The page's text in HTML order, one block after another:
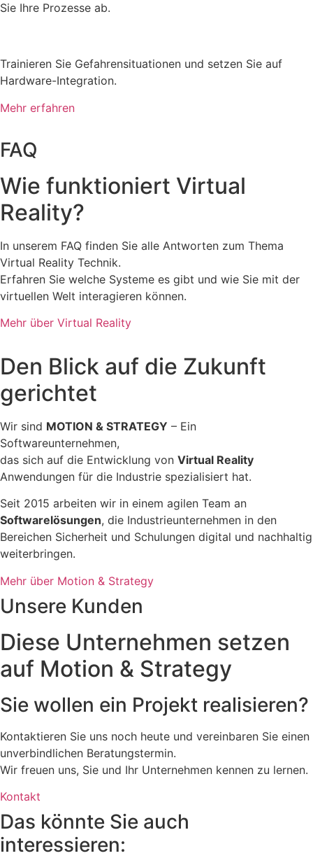
Sie Ihre Prozesse ab.
Trainieren Sie Gefahrensituationen und setzen Sie auf
Hardware-Integration.
Mehr erfahren
FAQ
Wie funktioniert Virtual
Reality?
In unserem FAQ finden Sie alle Antworten zum Thema
Virtual Reality Technik.
Erfahren Sie welche Systeme es gibt und wie Sie mit der
virtuellen Welt interagieren können.
Mehr über Virtual Reality
Den Blick auf die Zukunft
gerichtet
Wir sind MOTION & STRATEGY – Ein
Softwareunternehmen,
das sich auf die Entwicklung von Virtual Reality
Anwendungen für die Industrie spezialisiert hat.
Seit 2015 arbeiten wir in einem agilen Team an
Softwarelösungen, die Industrieunternehmen in den
Bereichen Sicherheit und Schulungen digital und nachhaltig
weiterbringen.
Mehr über Motion & Strategy
Unsere Kunden
Diese Unternehmen setzen
auf Motion & Strategy
Sie wollen ein Projekt realisieren?
Kontaktieren Sie uns noch heute und vereinbaren Sie einen
unverbindlichen Beratungstermin.
Wir freuen uns, Sie und Ihr Unternehmen kennen zu lernen.
Kontakt
Das könnte Sie auch
interessieren: